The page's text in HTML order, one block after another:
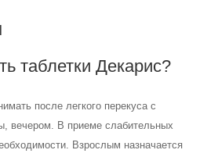
таблетки Декарис?
после легкого перекуса с
вечером. В приеме слабительных
Взрослым назначается